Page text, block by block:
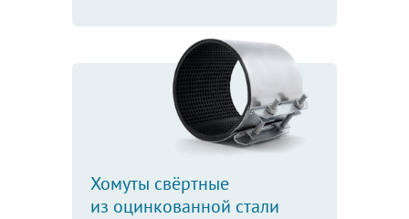
Хомуты свёртные
из оцинкованной стали